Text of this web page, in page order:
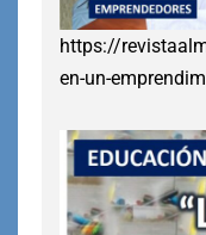
https://
en-un-